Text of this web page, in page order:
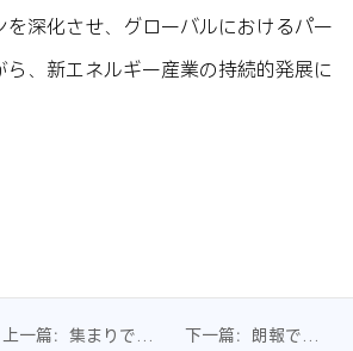
を深化させ、グローバルにおけるパー
ら、新エネルギー産業の持続的発展に
上一篇：集まりで力
下一篇：朗報です！